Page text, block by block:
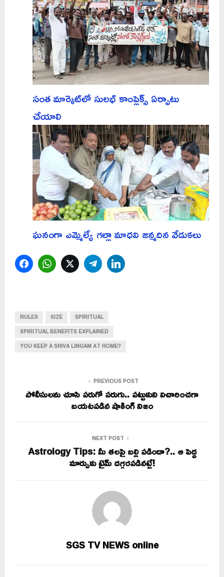
సంత మార్కెట్‌లో సులభ్ కాంప్లెక్స్ ఏర్పాటు
చేయాలి
ఘనంగా ఎమ్మెల్యే గల్లా మాధవి జన్మదిన వేడుకలు
FacebookWhatsAppTwitterTelegram
RULES SIZE
SPIRITUAL
SPIRITUAL BENEFITS EXPLAINED
YOU KEEP A SHIVA LINGAM AT HOME?
PREVIOUS POST
పోలీసులను చూసి పరుగో పరుగు.. పట్టుకుని విచారించగా
బయటపడిన షాకింగ్ నిజం
NEXT POST
Astrology Tips: మీ తలపై బల్లి పడిందా?.. ఆ పెద్ద
మార్పుకు టైమ్ దగ్గరపడినట్టే!
SGS TV NEWS online